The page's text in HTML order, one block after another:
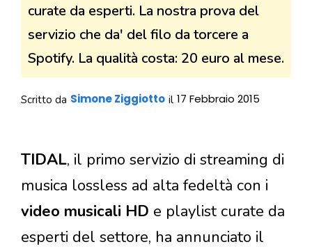
curate da esperti. La nostra prova del
servizio che da' del filo da torcere a
Spotify. La qualità costa: 20 euro al mese.
Scritto da Simone Ziggiotto il 17 Febbraio 2015
TIDAL, il primo servizio di streaming di
musica lossless ad alta fedeltà con i
video musicali HD e playlist curate da
esperti del settore, ha annunciato il